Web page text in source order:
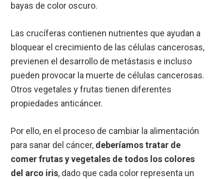
bayas de color oscuro.
Las crucíferas contienen nutrientes que ayudan a
bloquear el crecimiento de las células cancerosas,
previenen el desarrollo de metástasis e incluso
pueden provocar la muerte de células cancerosas.
Otros vegetales y frutas tienen diferentes
propiedades anticáncer.
Por ello, en el proceso de cambiar la alimentación
para sanar del cáncer, deberíamos tratar de
comer frutas y vegetales de todos los colores
del arco iris, dado que cada color representa un